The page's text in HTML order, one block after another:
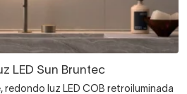
LED Sun Bruntec
redondo luz LED COB retroiluminada